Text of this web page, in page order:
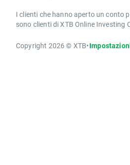
I clienti che hanno aperto un conto
sono clienti di XTB Online Investing
Copyright 2026 © XTB•